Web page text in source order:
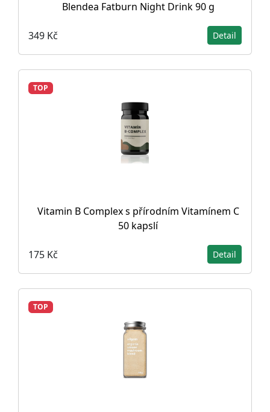
Blendea Fatburn Night Drink 90 g
349 Kč Detail
TOP
Vitamin B Complex s přírodním Vitamínem C
50 kapslí
175 Kč Detail
TOP